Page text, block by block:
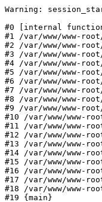
Warning:
#0 [internal
#1 /var/www/www-
#2 /var/www/www-
#3 /var/www/www-
#4 /var/www/www-
#5 /var/www/www-
#6 /var/www/www-
#7 /var/www/www-
#8 /var/www/www-
#9 /var/www/www-
#10 /var/www/www-
#11 /var/www/www-
#12 /var/www/www-
#13 /var/www/www-
#14 /var/www/www-
#15 /var/www/www-
#16 /var/www/www-
#17 /var/www/www-
#18 /var/www/www-
#19 {main}